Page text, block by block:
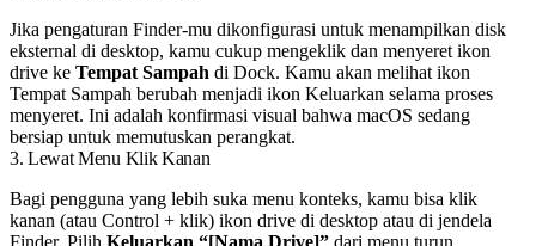
Jika pengaturan Finder-mu dikonfigurasi untuk menampilkan disk
eksternal di desktop, kamu cukup mengeklik dan menyeret ikon
drive ke Tempat Sampah di Dock. Kamu akan melihat ikon
Tempat Sampah berubah menjadi ikon Keluarkan selama proses
menyeret. Ini adalah konfirmasi visual bahwa macOS sedang
bersiap untuk memutuskan perangkat.
3. Lewat Menu Klik Kanan
Bagi pengguna yang lebih suka menu konteks, kamu bisa klik
kanan (atau Control + klik) ikon drive di desktop atau di jendela
Finder. Pilih Keluarkan “[Nama Drive]” dari menu turun.